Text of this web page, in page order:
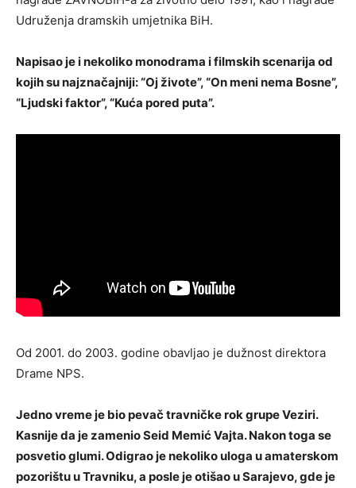
Udruženja dramskih umjetnika BiH.
Napisao je i nekoliko monodrama i filmskih scenarija od
kojih su najznačajniji: “Oj živote”, “On meni nema Bosne”,
“Ljudski faktor”, “Kuća pored puta”.
Od 2001. do 2003. godine obavljao je dužnost direktora
Drame NPS.
Jedno vreme je bio pevač travničke rok grupe Veziri.
Kasnije da je zamenio Seid Memić Vajta. Nakon toga se
posvetio glumi. Odigrao je nekoliko uloga u amaterskom
pozorištu u Travniku, a posle je otišao u Sarajevo, gde je